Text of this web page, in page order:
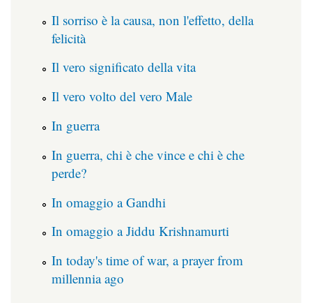
Il sorriso è la causa, non l'effetto, della
felicità
Il vero significato della vita
Il vero volto del vero Male
In guerra
In guerra, chi è che vince e chi è che
perde?
In omaggio a Gandhi
In omaggio a Jiddu Krishnamurti
In today's time of war, a prayer from
millennia ago